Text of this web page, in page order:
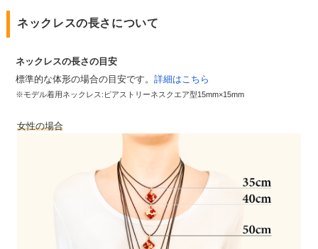
ネックレスの長さについて
ネックレスの長さの目安
標準的な体形の場合の目安です。 詳細はこちら
※モデル着用ネックレス:ピアストリーネスクエア型15mm×15mm
女性の場合